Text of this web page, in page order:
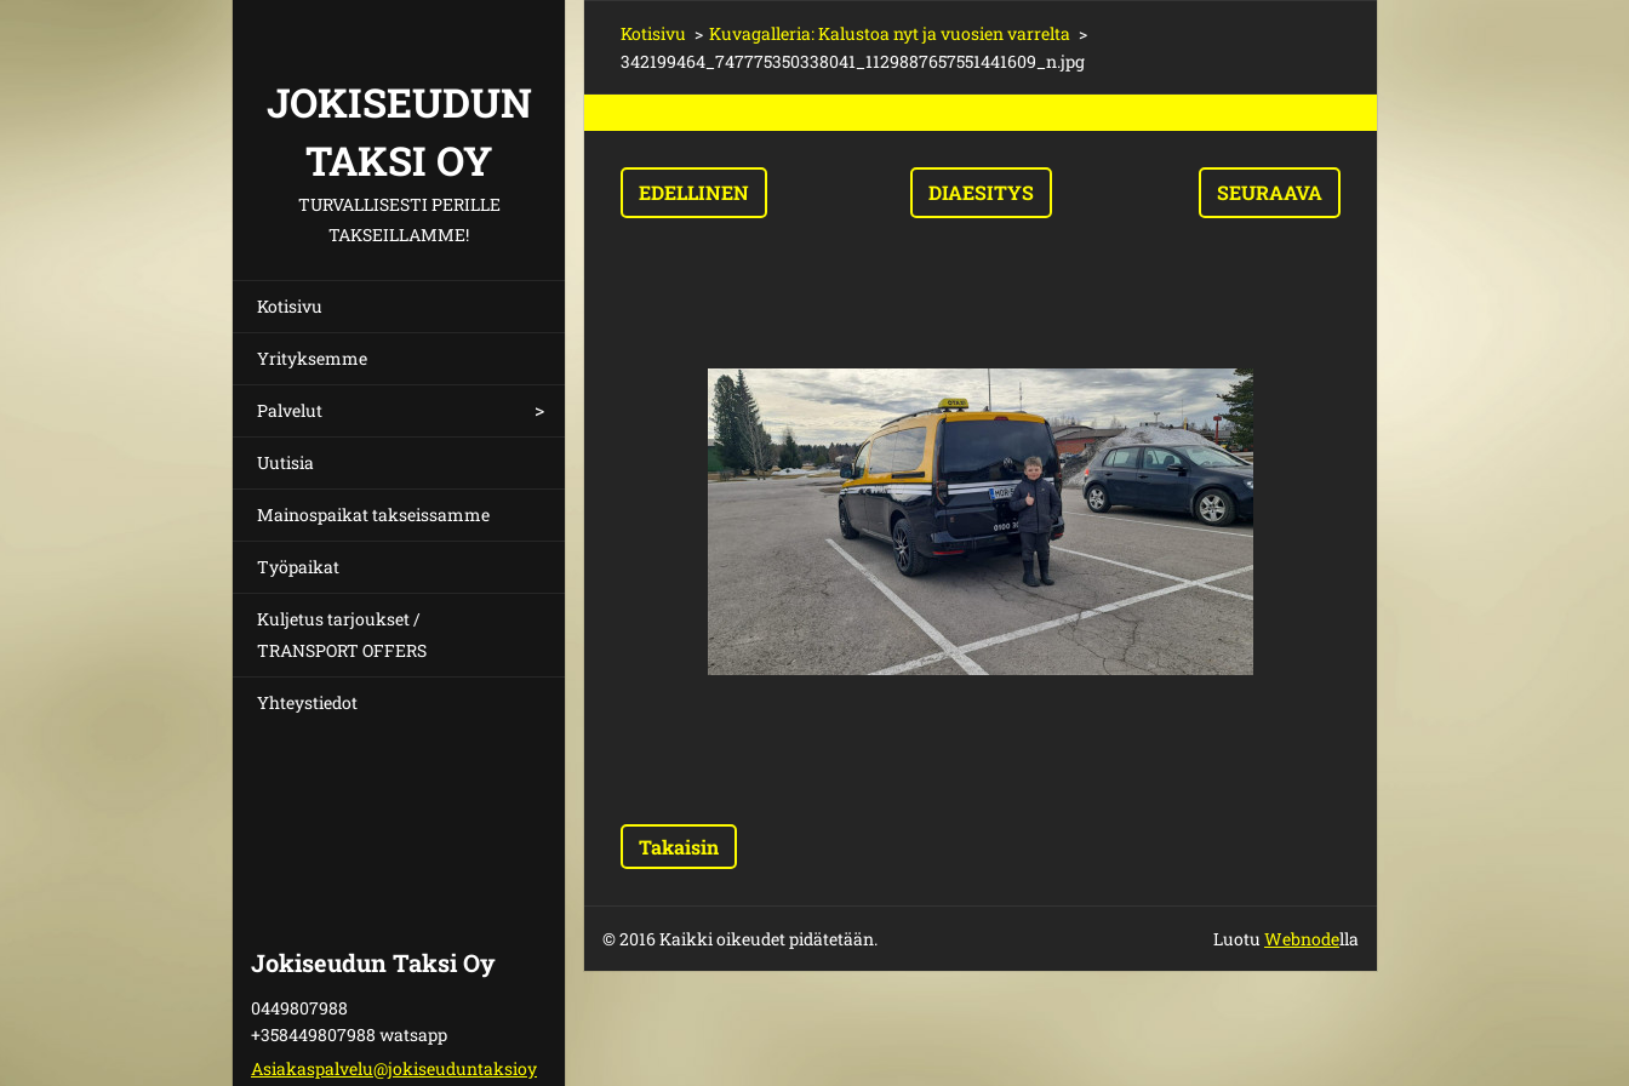
JOKISEUDUN
TAKSI OY
TURVALLISESTI PERILLE
TAKSEILLAMME!
Kotisivu
Yrityksemme
Palvelut
Uutisia
Mainospaikat takseissamme
Työpaikat
Kuljetus tarjoukset /
TRANSPORT OFFERS
Yhteystiedot
Jokiseudun Taksi Oy
0449807988
+358449807988 watsapp
Asiakaspalvelu@jokiseuduntaksioy
Kotisivu > Kuvagalleria: Kalustoa nyt ja vuosien varrelta >
342199464_747775350338041_1129887657551441609_n.jpg
EDELLINEN DIAESITYS SEURAAVA
Takaisin
© 2016 Kaikki oikeudet pidätetään. LuotuWebnodella